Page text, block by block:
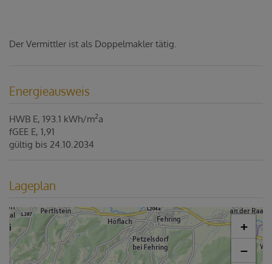
Der Vermittler ist als Doppelmakler tätig.
Energieausweis
HWB E, 193.1 kWh/m2a
fGEE E, 1,91
gültig bis 24.10.2034
Lageplan
+
−